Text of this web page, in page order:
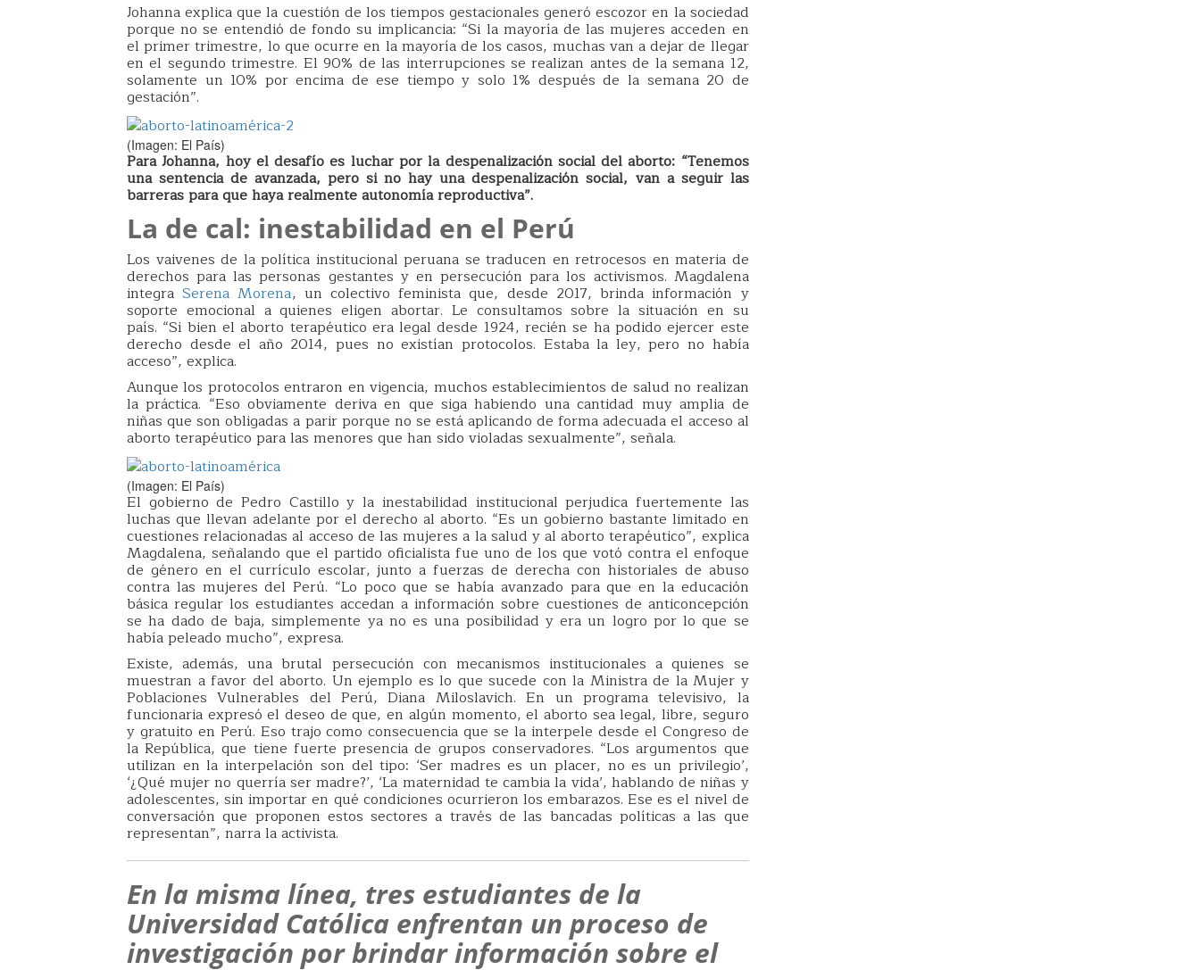
Johanna explica que la cuestión de los tiempos gestacionales generó escozor en la sociedad
porque no se entendió de fondo su implicancia: “Si la mayoría de las mujeres acceden en
el primer trimestre, lo que ocurre en la mayoría de los casos, muchas van a dejar de llegar
en el segundo trimestre. El 90% de las interrupciones se realizan antes de la semana 12,
solamente un 10% por encima de ese tiempo y solo 1% después de la semana 20 de
gestación”.
(Imagen: El País)
Para Johanna, hoy el desafío es luchar por la despenalización social del aborto: “Tenemos
una sentencia de avanzada, pero si no hay una despenalización social, van a seguir las
barreras para que haya realmente autonomía reproductiva”.
La de cal: inestabilidad en el Perú
Los vaivenes de la política institucional peruana se traducen en retrocesos en materia de
derechos para las personas gestantes y en persecución para los activismos. Magdalena
integraSerena Morena, un colectivo feminista que, desde 2017, brinda información y
soporte emocional a quienes eligen abortar. Le consultamos sobre la situación en su
país. “Si bien el aborto terapéutico era legal desde 1924, recién se ha podido ejercer este
derecho desde el año 2014, pues no existían protocolos. Estaba la ley, pero no había
acceso”, explica.
Aunque los protocolos entraron en vigencia, muchos establecimientos de salud no realizan
la práctica. “Eso obviamente deriva en que siga habiendo una cantidad muy amplia de
niñas que son obligadas a parir porque no se está aplicando de forma adecuada el acceso al
aborto terapéutico para las menores que han sido violadas sexualmente”, señala.
(Imagen: El País)
El gobierno de Pedro Castillo y la inestabilidad institucional perjudica fuertemente las
luchas que llevan adelante por el derecho al aborto. “Es un gobierno bastante limitado en
cuestiones relacionadas al acceso de las mujeres a la salud y al aborto terapéutico”, explica
Magdalena, señalando que el partido oficialista fue uno de los que votó contra el enfoque
de género en el currículo escolar, junto a fuerzas de derecha con historiales de abuso
contra las mujeres del Perú. “Lo poco que se había avanzado para que en la educación
básica regular los estudiantes accedan a información sobre cuestiones de anticoncepción
se ha dado de baja, simplemente ya no es una posibilidad y era un logro por lo que se
había peleado mucho”, expresa.
Existe, además, una brutal persecución con mecanismos institucionales a quienes se
muestran a favor del aborto. Un ejemplo es lo que sucede con la Ministra de la Mujer y
Poblaciones Vulnerables del Perú, Diana Miloslavich. En un programa televisivo, la
funcionaria expresó el deseo de que, en algún momento, el aborto sea legal, libre, seguro
y gratuito en Perú. Eso trajo como consecuencia que se la interpele desde el Congreso de
la República, que tiene fuerte presencia de grupos conservadores. “Los argumentos que
utilizan en la interpelación son del tipo: ‘Ser madres es un placer, no es un privilegio’,
‘¿Qué mujer no querría ser madre?’, ‘La maternidad te cambia la vida’, hablando de niñas y
adolescentes, sin importar en qué condiciones ocurrieron los embarazos. Ese es el nivel de
conversación que proponen estos sectores a través de las bancadas políticas a las que
representan”, narra la activista.
En la misma línea, tres estudiantes de la
Universidad Católica enfrentan un proceso de
investigación por brindar información sobre el